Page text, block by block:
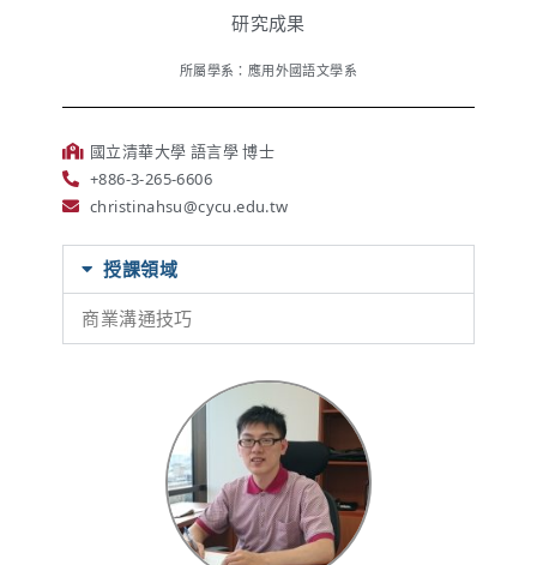
研究成果
所屬學系：應用外國語文學系
國立清華大學 語言學 博士
+886-3-265-6606
christinahsu@cycu.edu.tw
授課領域
商業溝通技巧